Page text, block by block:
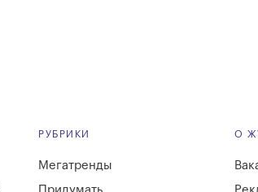
РУБРИКИ
Мегатренды
О